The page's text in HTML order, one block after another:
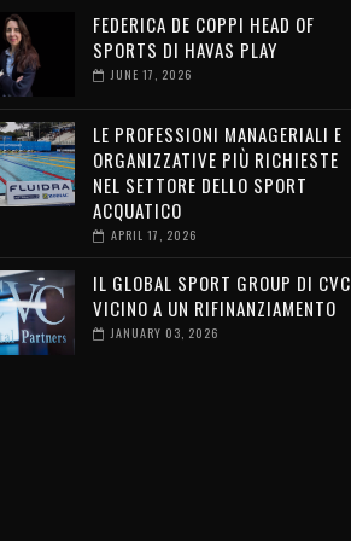
FEDERICA DE COPPI HEAD OF
SPORTS DI HAVAS PLAY
JUNE 17, 2026
LE PROFESSIONI MANAGERIALI E
ORGANIZZATIVE PIÙ RICHIESTE
NEL SETTORE DELLO SPORT
ACQUATICO
APRIL 17, 2026
IL GLOBAL SPORT GROUP DI CVC
VICINO A UN RIFINANZIAMENTO
JANUARY 03, 2026